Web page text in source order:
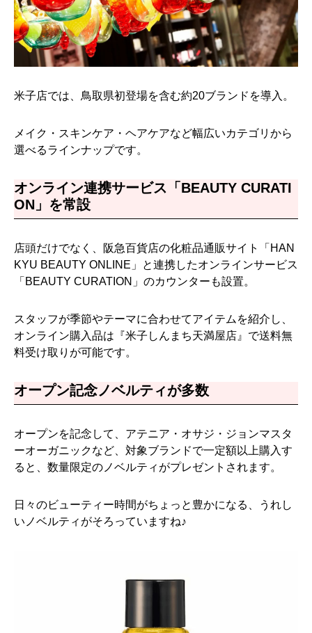
米子店では、鳥取県初登場を含む約20ブランドを導入。
メイク・スキンケア・ヘアケアなど幅広いカテゴリから
選べるラインナップです。
オンライン連携サービス「BEAUTY CURATI
ON」を常設
店頭だけでなく、阪急百貨店の化粧品通販サイト「HAN
KYU BEAUTY ONLINE」と連携したオンラインサービス
「BEAUTY CURATION」のカウンターも設置。
スタッフが季節やテーマに合わせてアイテムを紹介し、
オンライン購入品は『米子しんまち天満屋店』で送料無
料受け取りが可能です。
オープン記念ノベルティが多数
オープンを記念して、アテニア・オサジ・ジョンマスタ
ーオーガニックなど、対象ブランドで一定額以上購入す
ると、数量限定のノベルティがプレゼントされます。
日々のビューティー時間がちょっと豊かになる、うれし
いノベルティがそろっていますね♪